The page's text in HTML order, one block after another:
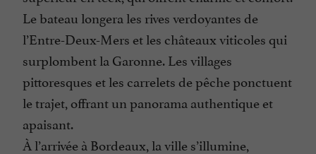
Le bateau longera les rives verdoyantes de
l’Entre-Deux-Mers et les châteaux viticoles qui
surplombent la Garonne. Les villages
pittoresques et les carrelets de pêche ponctuent
le trajet, offrant un panorama authentique et
apaisant.
À l’arrivée à Bordeaux, la ville s’illumine,